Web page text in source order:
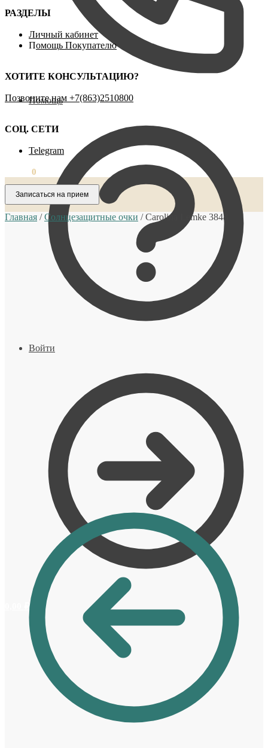
Помощь
Войти
₽
РАЗДЕЛЫ
Личный кабинет
Помощь Покупателю
ХОТИТЕ КОНСУЛЬТАЦИЮ?
Позвоните нам ‪+7(863)2510800
СОЦ. СЕТИ
Telegram
0
Записаться на прием
Главная /Солнцезащитные очки /Carolina Lemke 3848